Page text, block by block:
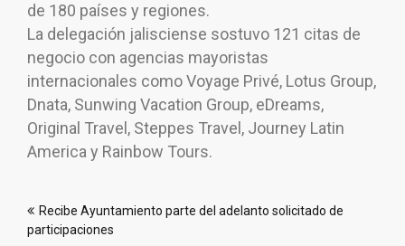
de 180 países y regiones.
La delegación jalisciense sostuvo 121 citas de
negocio con agencias mayoristas
internacionales como Voyage Privé, Lotus Group,
Dnata, Sunwing Vacation Group, eDreams,
Original Travel, Steppes Travel, Journey Latin
America y Rainbow Tours.
deRecibe Ayuntamiento parte del adelanto solicitado de
participaciones